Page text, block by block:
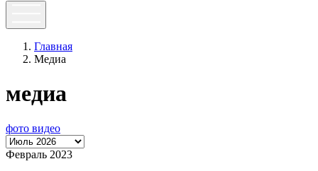
Главная
Медиа
медиа
фото видео
Февраль 2023